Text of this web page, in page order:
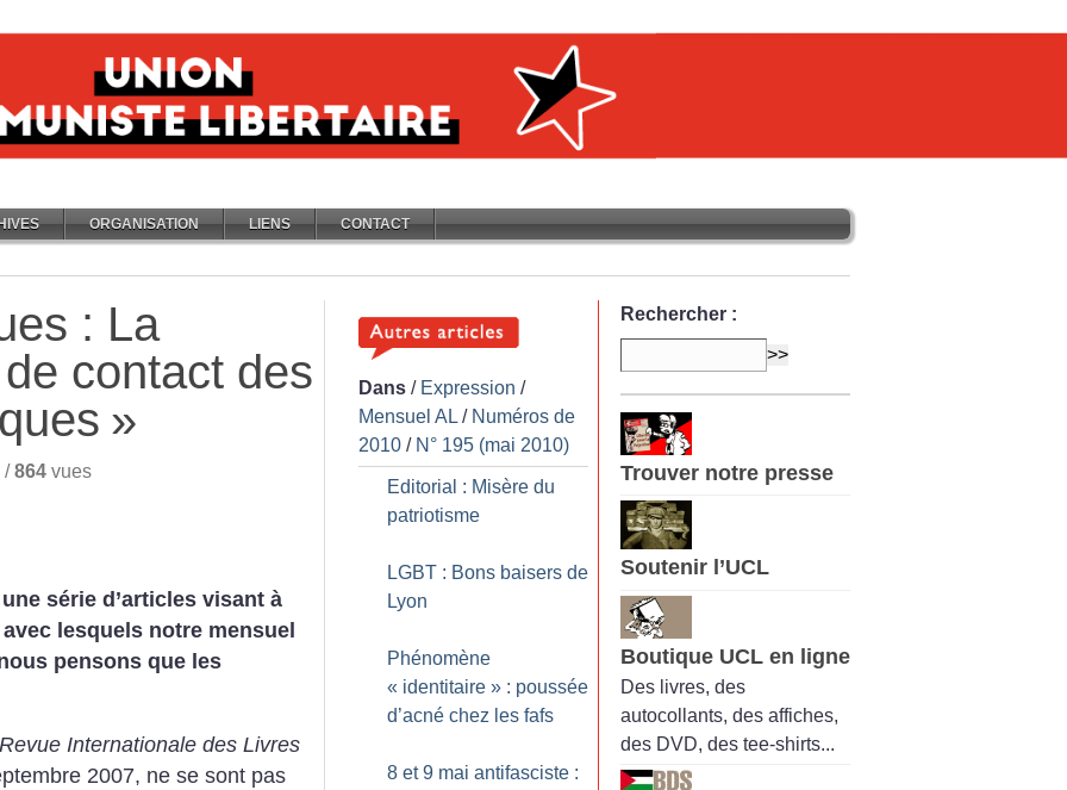
ORGANISATION LIENS CONTACT
: La
contact des
»
/864 vues
série d’articles visant à
lesquels notre mensuel
pensons que les
Revue Internationale des Livres
2007, ne se sont pas
Dans / Expression /
Mensuel AL / Numéros de
2010 / N° 195 (mai 2010)
Editorial : Misère du
patriotisme
LGBT : Bons baisers de
Lyon
Phénomène
« identitaire » : poussée
d’acné chez les fafs
8 et 9 mai antifasciste :
Rechercher :
Trouver notre presse
Soutenir l’UCL
Boutique UCL en ligne
Des livres, des
autocollants, des affiches,
des DVD, des tee-shirts...